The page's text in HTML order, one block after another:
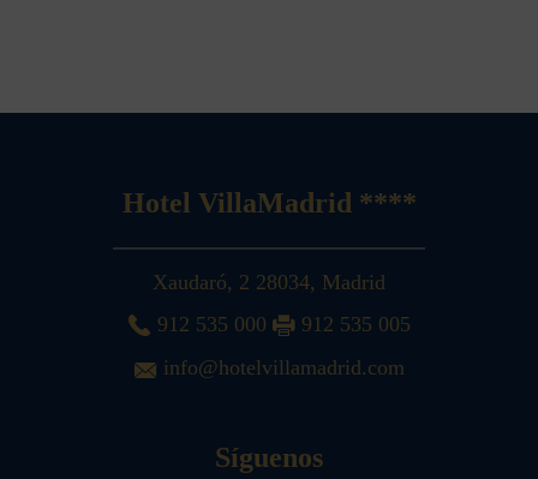
Hotel VillaMadrid ****
Xaudaró, 2 28034, Madrid
912 535 000
912 535 005
info@hotelvillamadrid.com
Síguenos